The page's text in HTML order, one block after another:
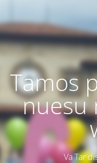
Tamos
nuesu
Va Tar